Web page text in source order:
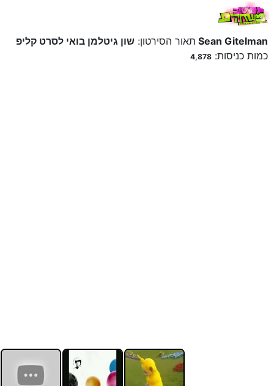
תאור הסירטון: שון גיטלמן בואי לסרט קליפ Sean Gitelman
כמות כניסות: 4,878